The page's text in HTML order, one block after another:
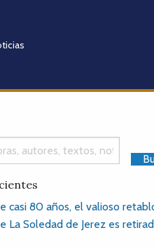
casi 80 años, el valioso
La Soledad de Jerez es